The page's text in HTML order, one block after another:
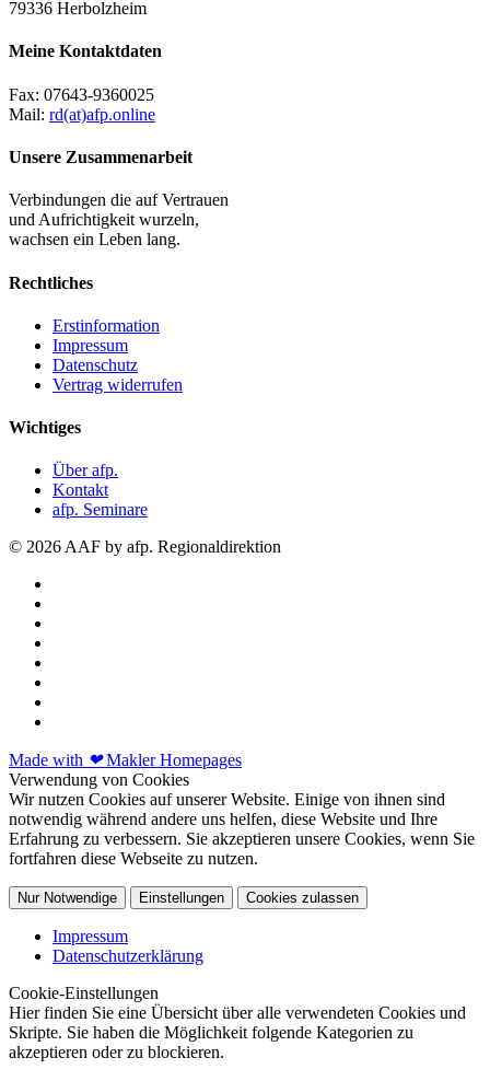
79336 Herbolzheim
Meine Kontaktdaten
Fax: 07643-9360025
Mail: rd(at)afp.online
Unsere Zusammenarbeit
Verbindungen die auf Vertrauen
und Aufrichtigkeit wurzeln,
wachsen ein Leben lang.
Rechtliches
Erstinformation
Impressum
Datenschutz
Vertrag widerrufen
Wichtiges
Über afp.
Kontakt
afp. Seminare
© 2026 AAF by afp. Regionaldirektion
Made with ❤Makler Homepages
Verwendung von Cookies
Wir nutzen Cookies auf unserer Website. Einige von ihnen sind
notwendig während andere uns helfen, diese Website und Ihre
Erfahrung zu verbessern. Sie akzeptieren unsere Cookies, wenn Sie
fortfahren diese Webseite zu nutzen.
Nur Notwendige Einstellungen Cookies zulassen
Impressum
Datenschutzerklärung
Cookie-Einstellungen
Hier finden Sie eine Übersicht über alle verwendeten Cookies und
Skripte. Sie haben die Möglichkeit folgende Kategorien zu
akzeptieren oder zu blockieren.